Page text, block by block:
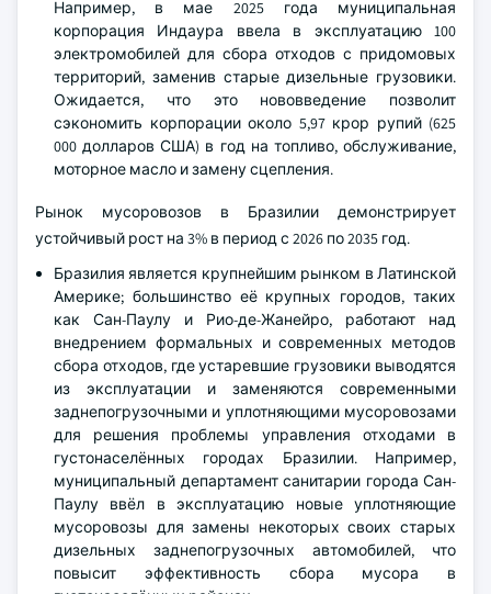
Например, в мае 2025 года муниципальная
корпорация Индаура ввела в эксплуатацию 100
электромобилей для сбора отходов с придомовых
территорий, заменив старые дизельные грузовики.
Ожидается, что это нововведение позволит
сэкономить корпорации около 5,97 крор рупий (625
000 долларов США) в год на топливо, обслуживание,
моторное масло и замену сцепления.
Рынок мусоровозов в Бразилии демонстрирует
устойчивый рост на 3% в период с 2026 по 2035 год.
Бразилия является крупнейшим рынком в Латинской
Америке; большинство её крупных городов, таких
как Сан-Паулу и Рио-де-Жанейро, работают над
внедрением формальных и современных методов
сбора отходов, где устаревшие грузовики выводятся
из эксплуатации и заменяются современными
заднепогрузочными и уплотняющими мусоровозами
для решения проблемы управления отходами в
густонаселённых городах Бразилии. Например,
муниципальный департамент санитарии города Сан-
Паулу ввёл в эксплуатацию новые уплотняющие
мусоровозы для замены некоторых своих старых
дизельных заднепогрузочных автомобилей, что
повысит эффективность сбора мусора в